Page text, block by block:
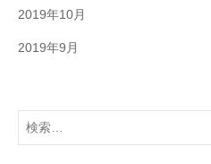
2019年10月
2019年9月
検
索: